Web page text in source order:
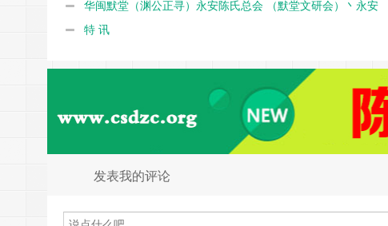
华闽默堂（渊公正寻）永安陈氏总会 （默堂文研会）丶永安
大易陈氏会关于今春祭祖有关事项的通知
特 讯
发表我的评论